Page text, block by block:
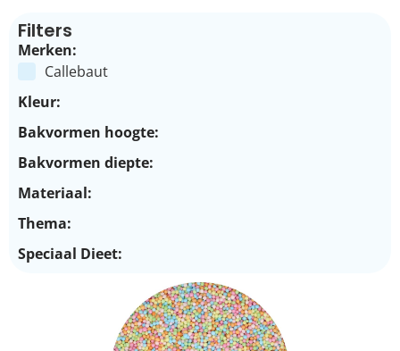
Filters
Merken:
Callebaut
Kleur:
Bakvormen hoogte:
Bakvormen diepte:
Materiaal:
Thema:
Speciaal Dieet: